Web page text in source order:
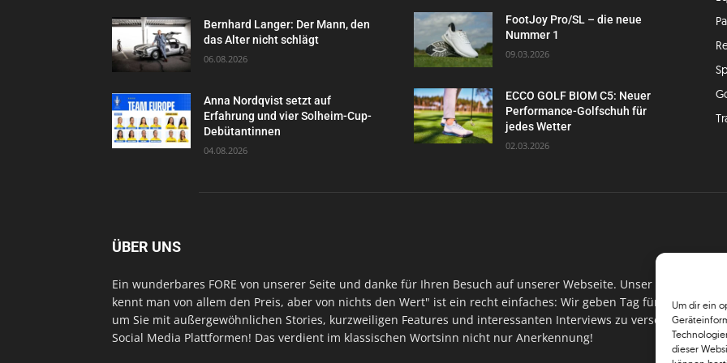
Um dir ein
dieser
Bernhard Langer: Der Mann, den
das Alter nicht schlägt
06.08.2026
Anna Nordqvist setzt auf
Erfahrung und vier Solheim-Cup-
Debütantinnen
04.08.2026
FootJoy Pro/SL – die neue
Nummer 1
09.03.2026
ECCO GOLF BIOM C5: Neuer
Performance-Golfschuh für
jedes Wetter
02.03.2026
ÜBER UNS
Ein wunderbares FORE von unserer Seite und danke für Ihren Besuch auf unserer Webseite. Unser Ansinnen
kennt man von allem den Preis, aber von nichts den Wert" ist ein recht einfaches: Wir geben Tag für Tag,
um Sie mit außergewöhnlichen Stories, kurzweiligen Features und interessanten Interviews zu versorgen. Im
Social Media Plattformen! Das verdient im klassischen Wortsinn nicht nur Anerkennung!